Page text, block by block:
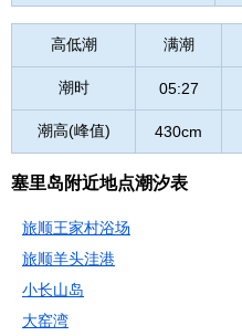
高低潮 满潮
潮时 05:27
潮高(峰值) 430cm
塞里岛附近地点潮汐表
旅顺王家村浴场
旅顺羊头洼港
小长山岛
大窑湾